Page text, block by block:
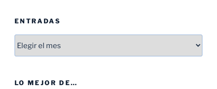
ENTRADAS
LO MEJOR DE…